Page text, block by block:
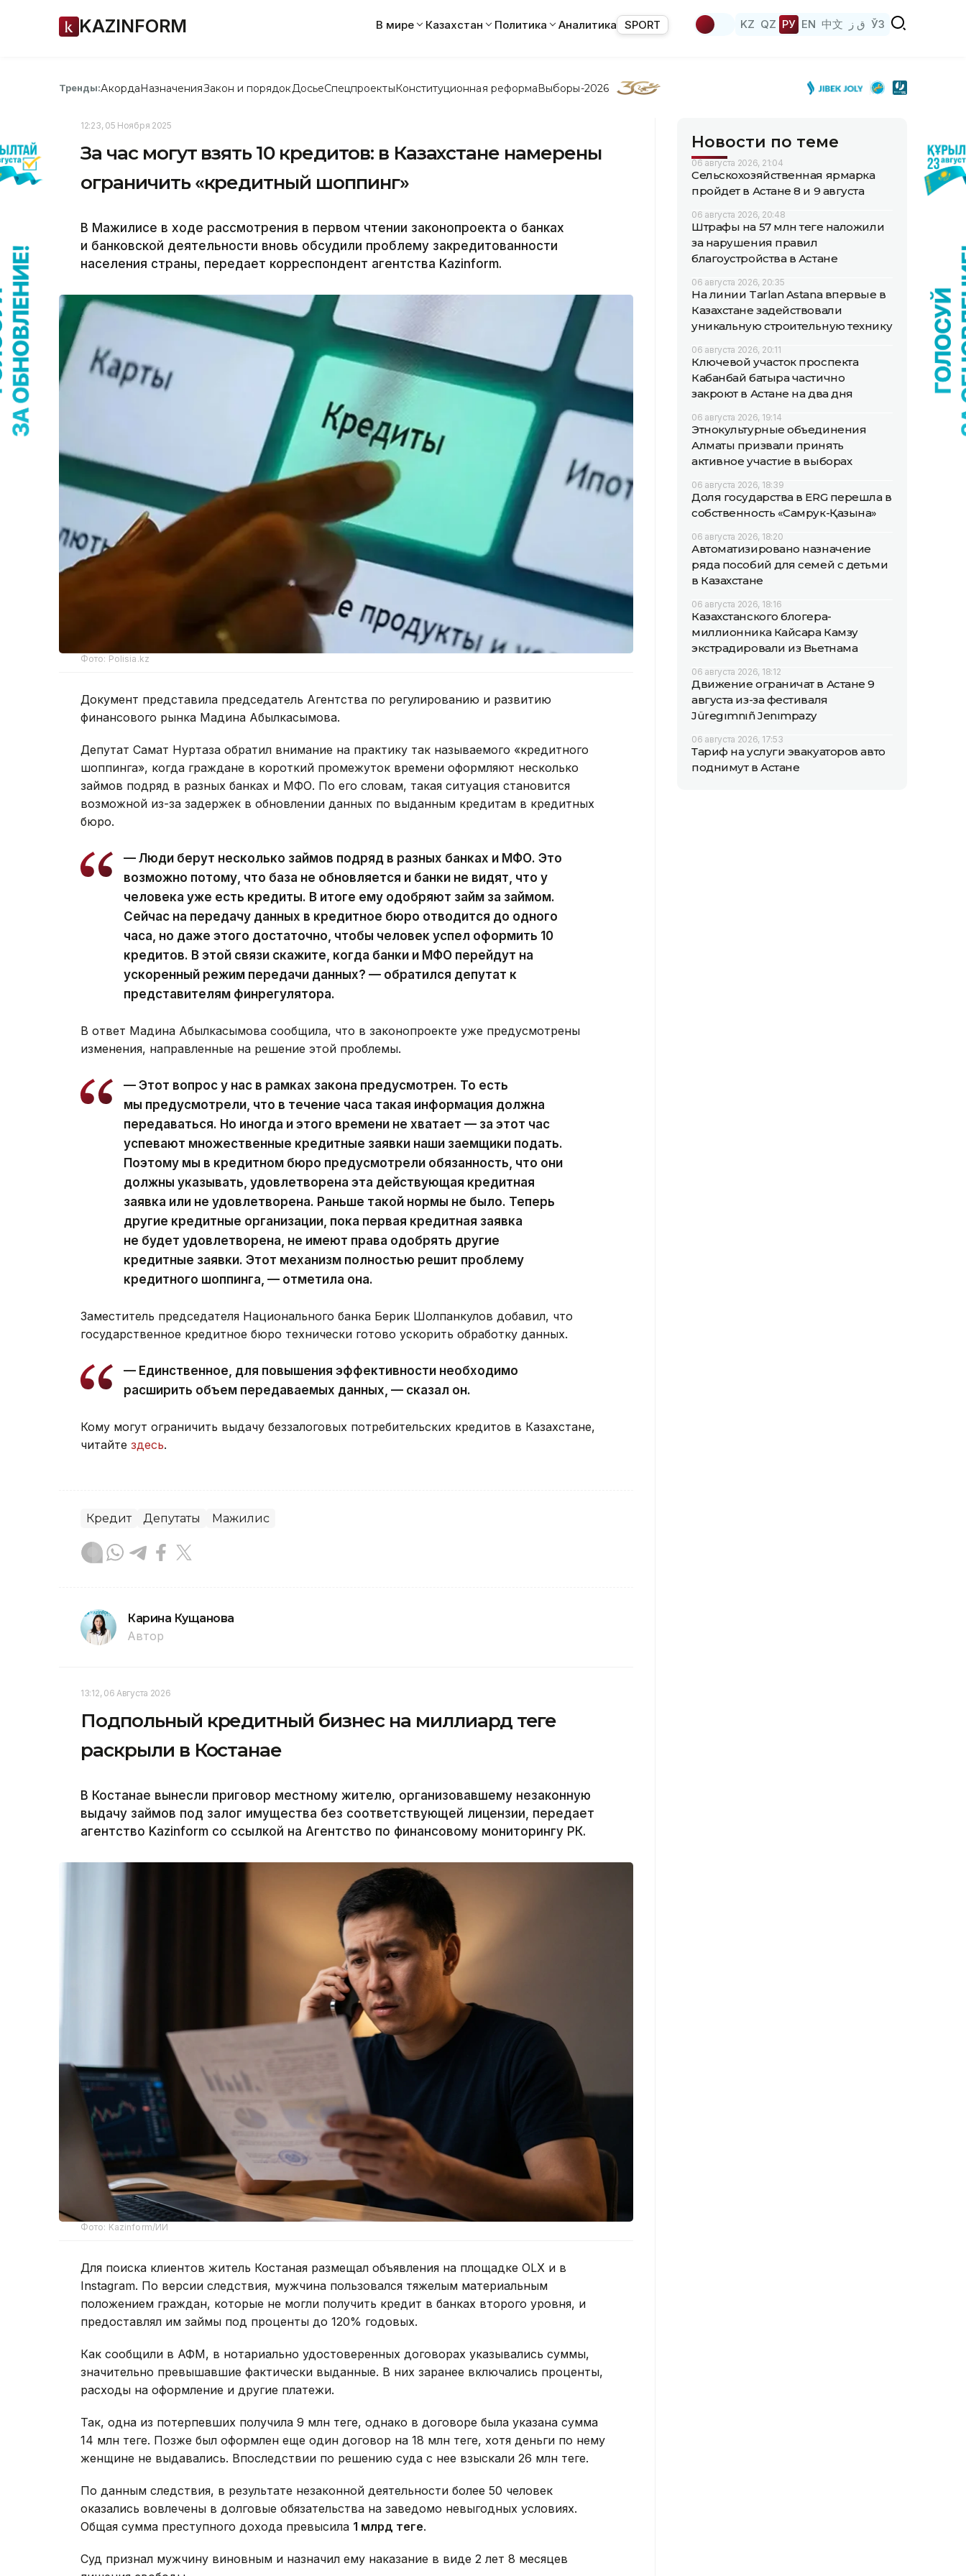
KAZINFORM В мире Казахстан Политика Аналитика SPORT KZ QZ РУ EN 中文 ق ز ЎЗ
Тренды:АкордаНазначенияЗакон и порядок ДосьеСпецпроектыКонституционная реформаВыборы-2026
12:23, 05 Ноября 2025
За час могут взять 10 кредитов: в Казахстане намерены
ограничить «кредитный шоппинг»
В Мажилисе в ходе рассмотрения в первом чтении законопроекта о банках
и банковской деятельности вновь обсудили проблему закредитованности
населения страны, передает корреспондент агентства Kazinform.
Фото: Polisia.kz
Документ представила председатель Агентства по регулированию и развитию
финансового рынка Мадина Абылкасымова.
Депутат Самат Нуртаза обратил внимание на практику так называемого «кредитного
шоппинга», когда граждане в короткий промежуток времени оформляют несколько
займов подряд в разных банках и МФО. По его словам, такая ситуация становится
возможной из-за задержек в обновлении данных по выданным кредитам в кредитных
бюро.
— Люди берут несколько займов подряд в разных банках и МФО. Это
возможно потому, что база не обновляется и банки не видят, что у
человека уже есть кредиты. В итоге ему одобряют займ за займом.
Сейчас на передачу данных в кредитное бюро отводится до одного
часа, но даже этого достаточно, чтобы человек успел оформить 10
кредитов. В этой связи скажите, когда банки и МФО перейдут на
ускоренный режим передачи данных? — обратился депутат к
представителям финрегулятора.
В ответ Мадина Абылкасымова сообщила, что в законопроекте уже предусмотрены
изменения, направленные на решение этой проблемы.
— Этот вопрос у нас в рамках закона предусмотрен. То есть
мы предусмотрели, что в течение часа такая информация должна
передаваться. Но иногда и этого времени не хватает — за этот час
успевают множественные кредитные заявки наши заемщики подать.
Поэтому мы в кредитном бюро предусмотрели обязанность, что они
должны указывать, удовлетворена эта действующая кредитная
заявка или не удовлетворена. Раньше такой нормы не было. Теперь
другие кредитные организации, пока первая кредитная заявка
не будет удовлетворена, не имеют права одобрять другие
кредитные заявки. Этот механизм полностью решит проблему
кредитного шоппинга, — отметила она.
Заместитель председателя Национального банка Берик Шолпанкулов добавил, что
государственное кредитное бюро технически готово ускорить обработку данных.
— Единственное, для повышения эффективности необходимо
расширить объем передаваемых данных, — сказал он.
Кому могут ограничить выдачу беззалоговых потребительских кредитов в Казахстане,
читайте здесь.
Кредит Депутаты Мажилис
Карина Кущанова
Автор
13:12, 06 Августа 2026
Подпольный кредитный бизнес на миллиард теңге
раскрыли в Костанае
В Костанае вынесли приговор местному жителю, организовавшему незаконную
выдачу займов под залог имущества без соответствующей лицензии, передает
агентство Kazinform со ссылкой на Агентство по финансовому мониторингу РК.
Фото: Kazinform/ИИ
Для поиска клиентов житель Костаная размещал объявления на площадке OLX и в
Instagram. По версии следствия, мужчина пользовался тяжелым материальным
положением граждан, которые не могли получить кредит в банках второго уровня, и
предоставлял им займы под проценты до 120% годовых.
Как сообщили в АФМ, в нотариально удостоверенных договорах указывались суммы,
значительно превышавшие фактически выданные. В них заранее включались проценты,
расходы на оформление и другие платежи.
Так, одна из потерпевших получила 9 млн теңге, однако в договоре была указана сумма
14 млн теңге. Позже был оформлен еще один договор на 18 млн теңге, хотя деньги по нему
женщине не выдавались. Впоследствии по решению суда с нее взыскали 26 млн теңге.
По данным следствия, в результате незаконной деятельности более 50 человек
оказались вовлечены в долговые обязательства на заведомо невыгодных условиях.
Общая сумма преступного дохода превысила 1 млрд теңге.
Суд признал мужчину виновным и назначил ему наказание в виде 2 лет 8 месяцев
Новости по теме
06 августа 2026, 21:04
Сельскохозяйственная ярмарка
пройдет в Астане 8 и 9 августа
06 августа 2026, 20:48
Штрафы на 57 млн теңге наложили
за нарушения правил
благоустройства в Астане
06 августа 2026, 20:35
На линии Tarlan Astana впервые в
Казахстане задействовали
уникальную строительную технику
06 августа 2026, 20:11
Ключевой участок проспекта
Кабанбай батыра частично
закроют в Астане на два дня
06 августа 2026, 19:14
Этнокультурные объединения
Алматы призвали принять
активное участие в выборах
06 августа 2026, 18:39
Доля государства в ERG перешла в
собственность «Самрук-Қазына»
06 августа 2026, 18:20
Автоматизировано назначение
ряда пособий для семей с детьми
в Казахстане
06 августа 2026, 18:16
Казахстанского блогера-
миллионника Кайсара Камзу
экстрадировали из Вьетнама
06 августа 2026, 18:12
Движение ограничат в Астане 9
августа из-за фестиваля
Jüregımnıñ Jenımpazy
06 августа 2026, 17:53
Тариф на услуги эвакуаторов авто
поднимут в Астане